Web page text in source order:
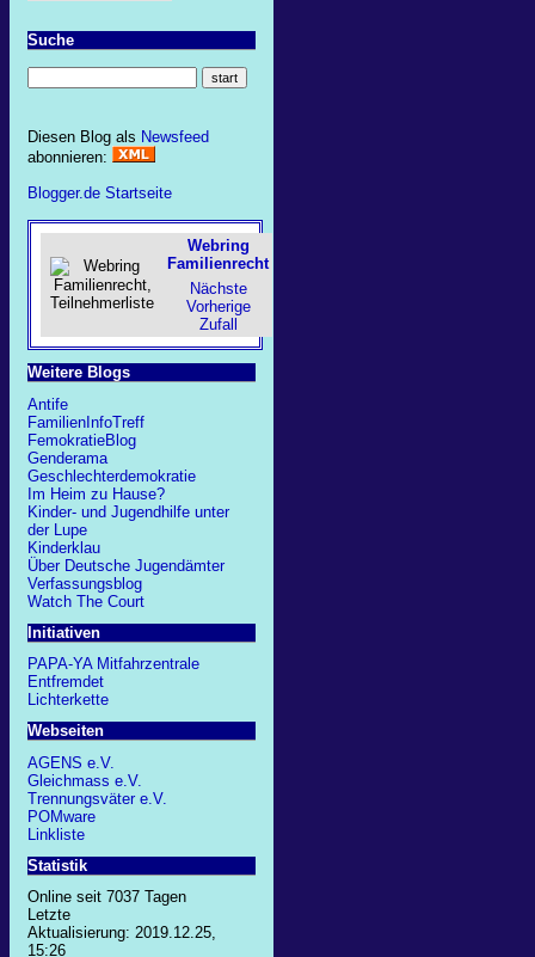
Suche
Diesen Blog als Newsfeed
abonnieren:
Blogger.de Startseite
Webring
Familienrecht
Nächste
Vorherige
Zufall
Weitere Blogs
Antife
FamilienInfoTreff
FemokratieBlog
Genderama
Geschlechterdemokratie
Im Heim zu Hause?
Kinder- und Jugendhilfe unter
der Lupe
Kinderklau
Über Deutsche Jugendämter
Verfassungsblog
Watch The Court
Initiativen
PAPA-YA Mitfahrzentrale
Entfremdet
Lichterkette
Webseiten
AGENS e.V.
Gleichmass e.V.
Trennungsväter e.V.
POMware
Linkliste
Statistik
Online seit 7037 Tagen
Letzte
Aktualisierung: 2019.12.25,
15:26